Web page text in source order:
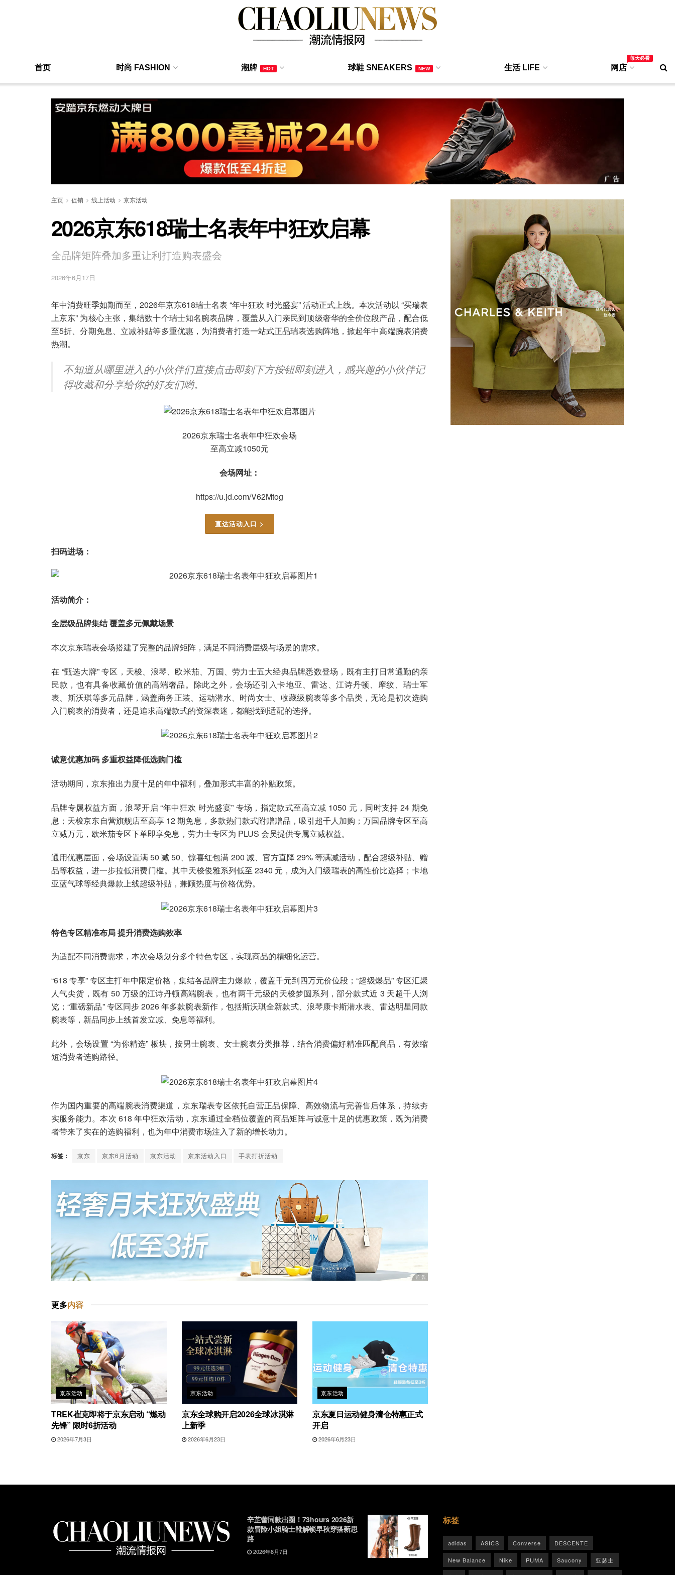
首页 时尚 FASHION 潮牌 HOT 球鞋 SNEAKERS NEW 生活 LIFE 网店
每天必看
主页 促销 线上活动 京东活动
2026京东618瑞士名表年中狂欢启幕
全品牌矩阵叠加多重让利打造购表盛会
2026年6月17日
年中消费旺季如期而至，2026年京东618瑞士名表 “年中狂欢 时光盛宴” 活动正式上线。本次活动以 “买瑞表
上京东” 为核心主张，集结数十个瑞士知名腕表品牌，覆盖从入门亲民到顶级奢华的全价位段产品，配合低
至5折、分期免息、立减补贴等多重优惠，为消费者打造一站式正品瑞表选购阵地，掀起年中高端腕表消费
热潮。
不知道从哪里进入的小伙伴们直接点击即刻下方按钮即刻进入，感兴趣的小伙伴记
得收藏和分享给你的好友们哟。
2026京东瑞士名表年中狂欢会场
至高立减1050元
会场网址：
https://u.jd.com/V62Mtog
直达活动入口 >
扫码进场：
活动简介：
全层级品牌集结 覆盖多元佩戴场景
本次京东瑞表会场搭建了完整的品牌矩阵，满足不同消费层级与场景的需求。
在 “甄选大牌” 专区，天梭、浪琴、欧米茄、万国、劳力士五大经典品牌悉数登场，既有主打日常通勤的亲
民款，也有具备收藏价值的高端奢品。除此之外，会场还引入卡地亚、雷达、江诗丹顿、摩纹、瑞士军
表、斯沃琪等多元品牌，涵盖商务正装、运动潜水、时尚女士、收藏级腕表等多个品类，无论是初次选购
入门腕表的消费者，还是追求高端款式的资深表迷，都能找到适配的选择。
诚意优惠加码 多重权益降低选购门槛
活动期间，京东推出力度十足的年中福利，叠加形式丰富的补贴政策。
品牌专属权益方面，浪琴开启 “年中狂欢 时光盛宴” 专场，指定款式至高立减 1050 元，同时支持 24 期免
息；天梭京东自营旗舰店至高享 12 期免息，多款热门款式附赠赠品，吸引超千人加购；万国品牌专区至高
立减万元，欧米茄专区下单即享免息，劳力士专区为 PLUS 会员提供专属立减权益。
通用优惠层面，会场设置满 50 减 50、惊喜红包满 200 减、官方直降 29% 等满减活动，配合超级补贴、赠
品等权益，进一步拉低消费门槛。其中天梭俊雅系列低至 2340 元，成为入门级瑞表的高性价比选择；卡地
亚蓝气球等经典爆款上线超级补贴，兼顾热度与价格优势。
特色专区精准布局 提升消费选购效率
为适配不同消费需求，本次会场划分多个特色专区，实现商品的精细化运营。
“618 专享” 专区主打年中限定价格，集结各品牌主力爆款，覆盖千元到四万元价位段；“超级爆品” 专区汇聚
人气尖货，既有 50 万级的江诗丹顿高端腕表，也有两千元级的天梭梦圆系列，部分款式近 3 天超千人浏
览；“重磅新品” 专区同步 2026 年多款腕表新作，包括斯沃琪全新款式、浪琴康卡斯潜水表、雷达明星同款
腕表等，新品同步上线首发立减、免息等福利。
此外，会场设置 “为你精选” 板块，按男士腕表、女士腕表分类推荐，结合消费偏好精准匹配商品，有效缩
短消费者选购路径。
作为国内重要的高端腕表消费渠道，京东瑞表专区依托自营正品保障、高效物流与完善售后体系，持续夯
实服务能力。本次 618 年中狂欢活动，京东通过全档位覆盖的商品矩阵与诚意十足的优惠政策，既为消费
者带来了实在的选购福利，也为年中消费市场注入了新的增长动力。
标签： 京东 京东6月活动 京东活动 京东活动入口 手表打折活动
更多内容
京东活动
TREK崔克即将于京东启动 “燃动
先锋” 限时6折活动
2026年7月3日
京东活动
京东全球购开启2026全球冰淇淋
上新季
2026年6月23日
京东活动
京东夏日运动健身清仓特惠正式
开启
2026年6月23日
辛芷蕾同款出圈！73hours 2026新
款冒险小姐骑士靴解锁早秋穿搭新思
路
2026年8月7日
标签
adidas ASICS Converse DESCENTE
New Balance Nike PUMA Saucony 亚瑟士